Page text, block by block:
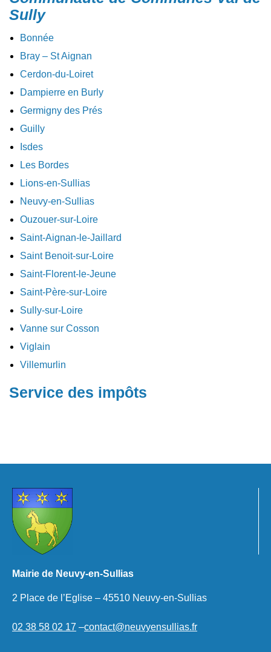
Sully
Bonnée
Bray – St Aignan
Cerdon-du-Loiret
Dampierre en Burly
Germigny des Prés
Guilly
Isdes
Les Bordes
Lions-en-Sullias
Neuvy-en-Sullias
Ouzouer-sur-Loire
Saint-Aignan-le-Jaillard
Saint Benoit-sur-Loire
Saint-Florent-le-Jeune
Saint-Père-sur-Loire
Sully-sur-Loire
Vanne sur Cosson
Viglain
Villemurlin
Service des impôts
Mairie de Neuvy-en-Sullias
2 Place de l’Eglise – 45510 Neuvy-en-Sullias
02 38 58 02 17 –contact@neuvyensullias.fr